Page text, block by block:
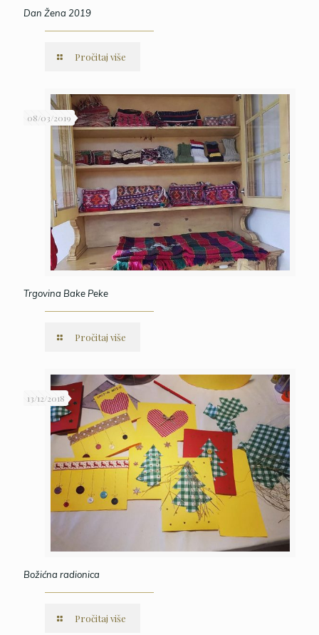
Dan Žena 2019
Pročitaj više
08/03/2019
Trgovina Bake Peke
Pročitaj više
13/12/2018
Božićna radionica
Pročitaj više